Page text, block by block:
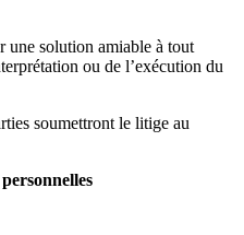
une solution amiable à tout
ou de l’exécution du
soumettront le litige au